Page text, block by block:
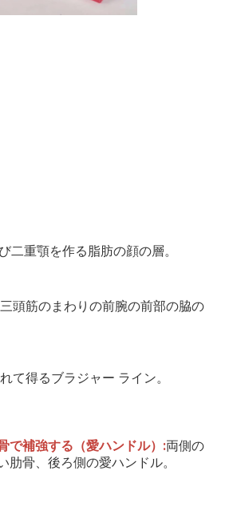
二重顎を作る脂肪の顔の層。
頭筋のまわりの前腕の前部の脇の
て得るブラジャー ライン。
で補強する（愛ハンドル）:両側の
肋骨、後ろ側の愛ハンドル。